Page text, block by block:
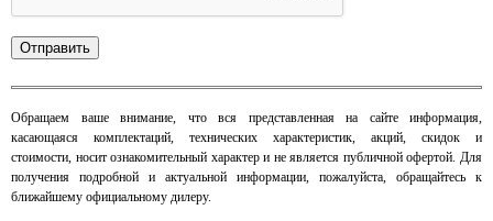
​Обращаем ваше внимание, что вся представленная на сайте информация,
касающаяся комплектаций, технических характеристик, акций, скидок и
стоимости, носит ознакомительный характер и не является публичной офертой. Для
получения подробной и актуальной информации, пожалуйста, обращайтесь к
ближайшему официальному дилеру.